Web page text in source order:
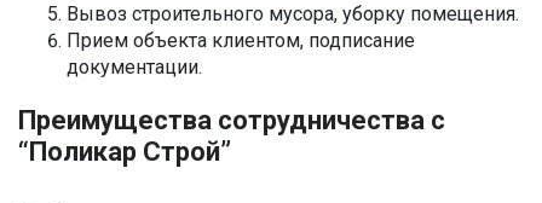
Вывоз строительного мусора, уборку помещения.
Прием объекта клиентом, подписание
документации.
Преимущества сотрудничества с
“Поликар Строй”